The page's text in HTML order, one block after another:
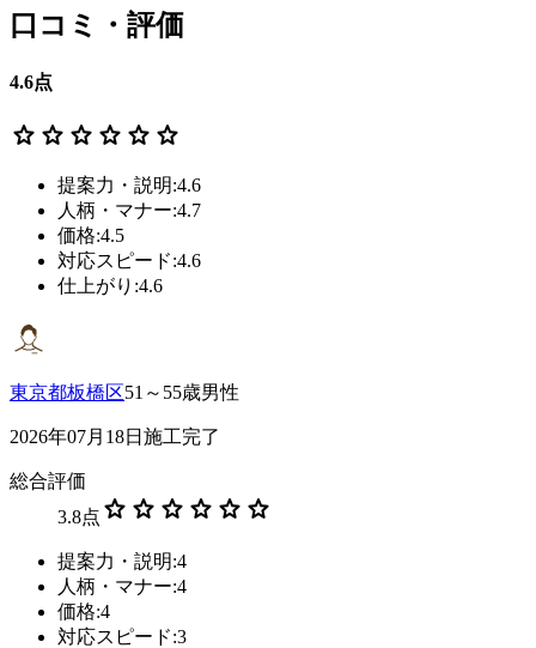
口コミ・評価
4.6点
star star star star star star
提案力・説明:4.6
人柄・マナー:4.7
価格:4.5
対応スピード:4.6
仕上がり:4.6
東京都板橋区51～55歳男性
2026年07月18日施工完了
総合評価
3.8点 star star star star star star
提案力・説明:4
人柄・マナー:4
価格:4
対応スピード:3